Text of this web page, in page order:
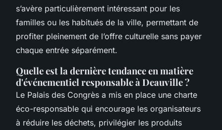
s’avère particulièrement intéressant pour les
familles ou les habitués de la ville, permettant de
profiter pleinement de l’offre culturelle sans payer
chaque entrée séparément.
Quelle est la dernière tendance en matière
d'événementiel responsable à Deauville ?
Le Palais des Congrès a mis en place une charte
éco-responsable qui encourage les organisateurs
à réduire les déchets, privilégier les produits